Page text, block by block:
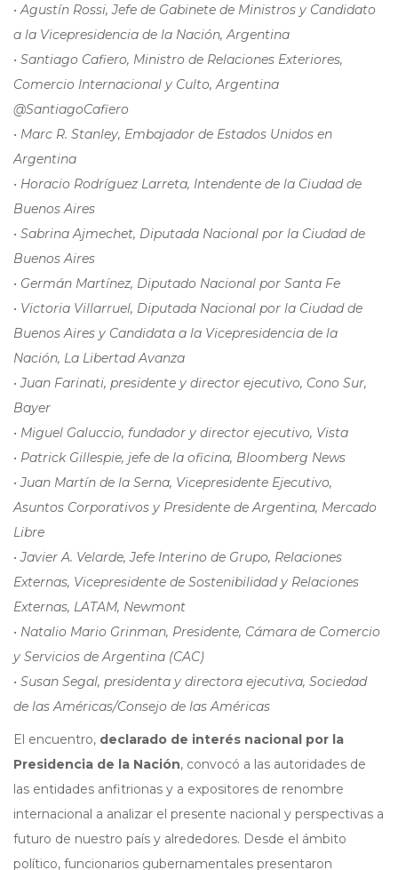
• Agustín Rossi, Jefe de Gabinete de Ministros y Candidato
a la Vicepresidencia de la Nación, Argentina
• Santiago Cafiero, Ministro de Relaciones Exteriores,
Comercio Internacional y Culto, Argentina
@SantiagoCafiero
• Marc R. Stanley, Embajador de Estados Unidos en
Argentina
• Horacio Rodríguez Larreta, Intendente de la Ciudad de
Buenos Aires
• Sabrina Ajmechet, Diputada Nacional por la Ciudad de
Buenos Aires
• Germán Martínez, Diputado Nacional por Santa Fe
• Victoria Villarruel, Diputada Nacional por la Ciudad de
Buenos Aires y Candidata a la Vicepresidencia de la
Nación, La Libertad Avanza
• Juan Farinati, presidente y director ejecutivo, Cono Sur,
Bayer
• Miguel Galuccio, fundador y director ejecutivo, Vista
• Patrick Gillespie, jefe de la oficina, Bloomberg News
• Juan Martín de la Serna, Vicepresidente Ejecutivo,
Asuntos Corporativos y Presidente de Argentina, Mercado
Libre
• Javier A. Velarde, Jefe Interino de Grupo, Relaciones
Externas, Vicepresidente de Sostenibilidad y Relaciones
Externas, LATAM, Newmont
• Natalio Mario Grinman, Presidente, Cámara de Comercio
y Servicios de Argentina (CAC)
• Susan Segal, presidenta y directora ejecutiva, Sociedad
de las Américas/Consejo de las Américas
El encuentro, declarado de interés nacional por la
Presidencia de la Nación, convocó a las autoridades de
las entidades anfitrionas y a expositores de renombre
internacional a analizar el presente nacional y perspectivas a
futuro de nuestro país y alrededores. Desde el ámbito
político, funcionarios gubernamentales presentaron